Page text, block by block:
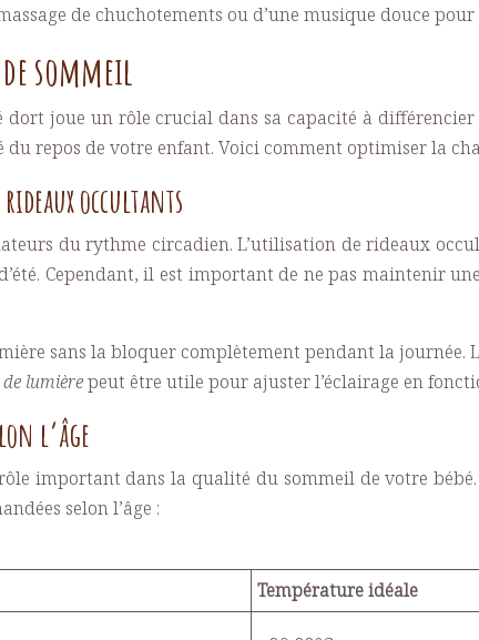
de chuchotements ou d’une musique douce
sommeil
dort joue un rôle crucial dans sa capacité à
repos de votre enfant. Voici comment optimiser la
occultants
du rythme circadien. L’utilisation de rideaux
Cependant, il est important de ne pas
sans la bloquer complètement pendant la journée.
lumièrepeut être utile pour ajuster l’éclairage en
l’âge
important dans la qualité du sommeil de votre
selon l’âge :
Température idéale